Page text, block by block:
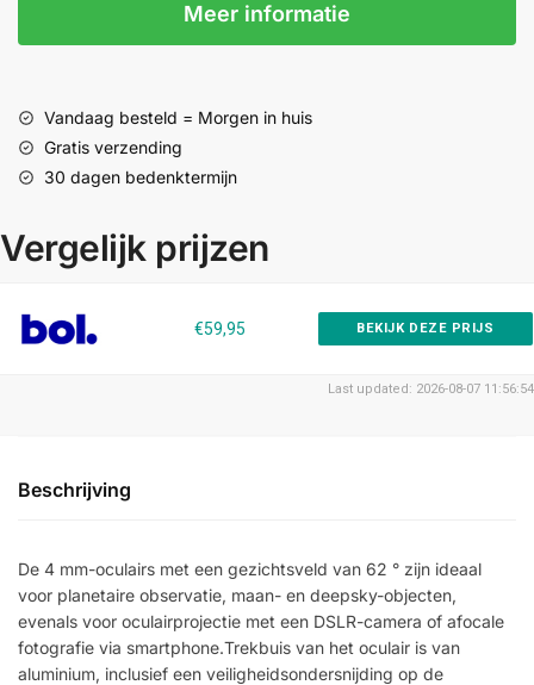
Meer informatie
Vandaag besteld = Morgen in huis
Gratis verzending
30 dagen bedenktermijn
Vergelijk prijzen
€59,95 BEKIJK DEZE PRIJS
Last updated: 2026-08-07 11:56:54
Beschrijving
De 4 mm-oculairs met een gezichtsveld van 62 ° zijn ideaal
voor planetaire observatie, maan- en deepsky-objecten,
evenals voor oculairprojectie met een DSLR-camera of afocale
fotografie via smartphone.Trekbuis van het oculair is van
aluminium, inclusief een veiligheidsondersnijding op de